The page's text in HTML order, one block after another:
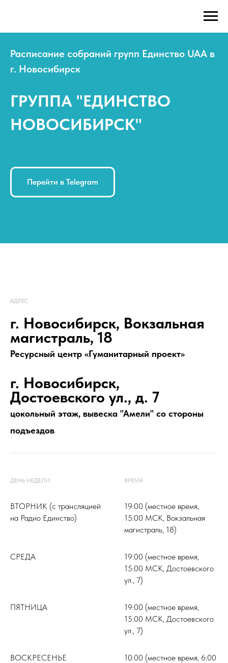
Расписание собраний групп Единство UAA в
г. Новосибирск
ГРУППА "ЕДИНСТВО
НОВОСИБИРСК"
Перейти в Telegram
АДРЕС
г. Новосибирск, Вокзальная
магистраль, 18
Ресурсный центр «Гуманитарный проект»
г. Новосибирск,
Достоевского ул., д. 7
цокольный этаж, вывеска "Амели" со стороны
подъездов
ДЕНЬ НЕДЕЛИ ВРЕМЯ
ВТОРНИК (с трансляцией
на Радио Единство)
19:00 (местное время,
15:00 МСК, Вокзальная
магистраль, 18)
СРЕДА
19:00 (местное время,
15:00 МСК, Достоевского
ул., 7)
ПЯТНИЦА
19:00 (местное время,
15:00 МСК, Достоевского
ул., 7)
ВОСКРЕСЕНЬЕ
10:00 (местное время, 6:00